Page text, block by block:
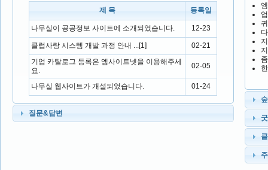
제 목 등록일
나무실이 공공정보 사이트에 소개되었습니다. 12-23
클럽사랑 시스템 개발 과정 안내 ...[1]
02-21
기업 카탈로그 등록은 엠사이트넷을 이용해주세
요.
02-05
나무실 웹사이트가 개설되었습니다. 01-24
질문&답변